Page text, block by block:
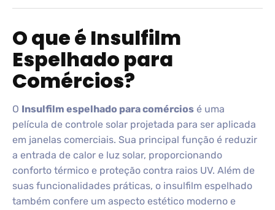
O que é Insulfilm
Espelhado para
Comércios?
O Insulfilm espelhado para comércios é uma
película de controle solar projetada para ser aplicada
em janelas comerciais. Sua principal função é reduzir
a entrada de calor e luz solar, proporcionando
conforto térmico e proteção contra raios UV. Além de
suas funcionalidades práticas, o insulfilm espelhado
também confere um aspecto estético moderno e